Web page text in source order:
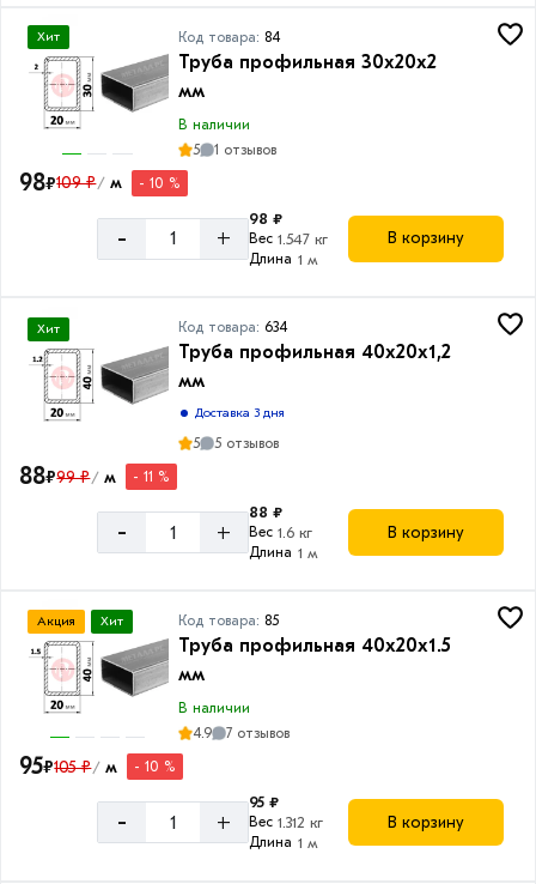
Сечение
Прямоугольное
Длина
трубы
12
м
Хит Код товара: 84
Труба профильная 30х20х2
мм
В наличии
5
1 отзывов
98₽109 ₽/ м - 10 %
- +
98 ₽
Вес 1.547 кг
Длина 1 м
В корзину
Хит Код товара: 634
Труба профильная 40x20x1,2
мм
Доставка 3 дня
5 5 отзывов
88₽99 ₽/ м - 11 %
- +
88 ₽
Вес 1.6 кг
Длина 1 м
В корзину
Акция Хит Код товара: 85
Труба профильная 40х20х1.5
мм
В наличии
4.9
7 отзывов
95₽105 ₽/ м - 10 %
- +
95 ₽
Вес 1.312 кг
Длина 1 м
В корзину